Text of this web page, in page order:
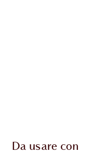
Da usare con